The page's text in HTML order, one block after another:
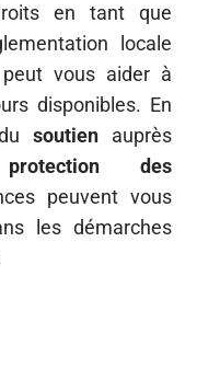
en tant que
locale
vous aider à
disponibles. En
dusoutien auprès
des
peuvent vous
les démarches